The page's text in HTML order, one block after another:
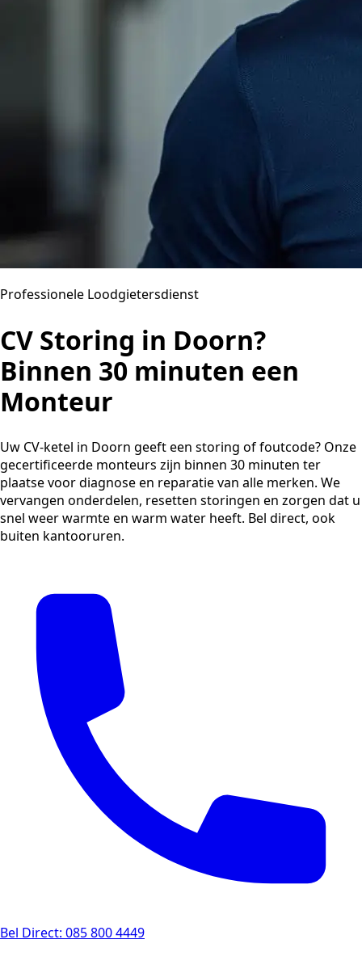
Professionele Loodgietersdienst
CV Storing in Doorn?
Binnen 30 minuten een
Monteur
Uw CV-ketel in Doorn geeft een storing of foutcode? Onze
gecertificeerde monteurs zijn binnen 30 minuten ter
plaatse voor diagnose en reparatie van alle merken. We
vervangen onderdelen, resetten storingen en zorgen dat u
snel weer warmte en warm water heeft. Bel direct, ook
buiten kantooruren.
Bel Direct: 085 800 4449